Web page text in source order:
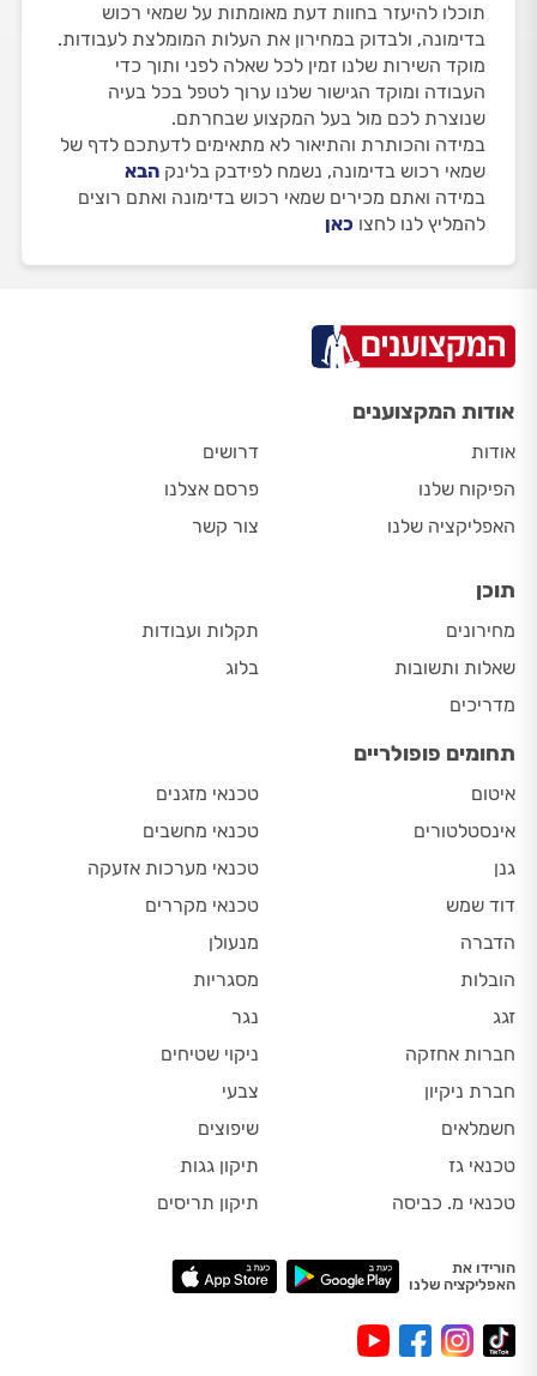
תוכלו להיעזר בחוות דעת מאומתות על שמאי רכוש
בדימונה, ולבדוק במחירון את העלות המומלצת לעבודות.
מוקד השירות שלנו זמין לכל שאלה לפני ותוך כדי
העבודה ומוקד הגישור שלנו ערוך לטפל בכל בעיה
שנוצרת לכם מול בעל המקצוע שבחרתם.
במידה והכותרת והתיאור לא מתאימים לדעתכם לדף של
שמאי רכוש בדימונה, נשמח לפידבק בלינק הבא
במידה ואתם מכירים שמאי רכוש בדימונה ואתם רוצים
להמליץ לנו לחצו כאן
אודות המקצוענים
אודות
הפיקוח שלנו
האפליקציה שלנו
דרושים
פרסם אצלנו
צור קשר
תוכן
מחירונים
שאלות ותשובות
מדריכים
תקלות ועבודות
בלוג
תחומים פופולריים
איטום
אינסטלטורים
גנן
דוד שמש
הדברה
הובלות
זגג
חברות אחזקה
חברת ניקיון
חשמלאים
טכנאי גז
טכנאי מ. כביסה
טכנאי מזגנים
טכנאי מחשבים
טכנאי מערכות אזעקה
טכנאי מקררים
מנעולן
מסגריות
נגר
ניקוי שטיחים
צבעי
שיפוצים
תיקון גגות
תיקון תריסים
הורידו את
האפליקציה שלנו